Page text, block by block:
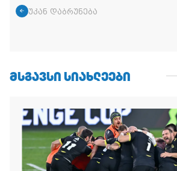
უკან დაბრუნება
ᲛᲡᲒᲐᲕᲡᲘ ᲡᲘᲐᲮᲚᲔᲔᲑᲘ